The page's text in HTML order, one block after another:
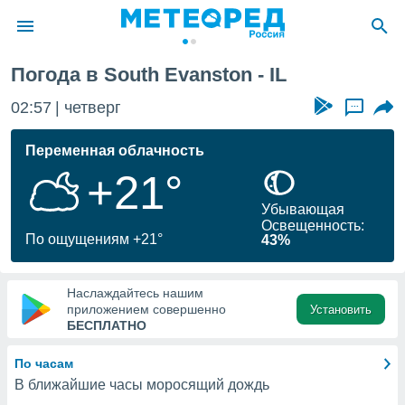
о
Вы можете
к этому
доступ
Погода в South Evanston - IL
02:57 четверг ...
Переменная облачность
+21°
По ощущениям +21°
Убывающая
Освещенность:
43%
Наслаждайтесь нашим
приложением совершенно
БЕСПЛАТНО
Установить
По часам
В ближайшие часы моросящий дождь